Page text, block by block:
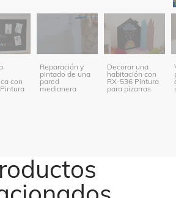
con
Reparación y
pintado de una
pared
medianera
Decorar una
habitación con
RX-536 Pintura
para pizarras